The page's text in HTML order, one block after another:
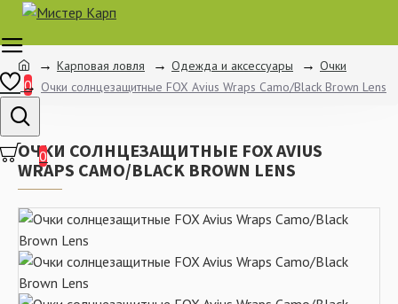
0
0
Карповая ловля Одежда и аксессуары
Очки
Очки солнцезащитные FOX Avius Wraps Camo/Black Brown Lens
ОЧКИ СОЛНЦЕЗАЩИТНЫЕ FOX AVIUS
WRAPS CAMO/BLACK BROWN LENS